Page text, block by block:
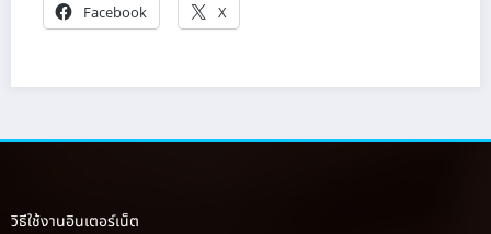
Facebook
X
วิธีใช้งานอินเตอร์เน็ต